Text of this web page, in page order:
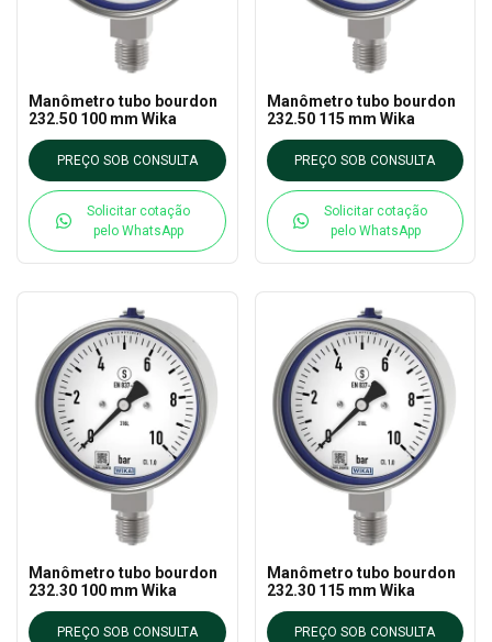
Manômetro tubo bourdon
232.50 100 mm Wika
PREÇO SOB CONSULTA
Solicitar cotação
pelo WhatsApp
Manômetro tubo bourdon
232.50 115 mm Wika
PREÇO SOB CONSULTA
Solicitar cotação
pelo WhatsApp
Manômetro tubo bourdon
232.30 100 mm Wika
PREÇO SOB CONSULTA
Manômetro tubo bourdon
232.30 115 mm Wika
PREÇO SOB CONSULTA